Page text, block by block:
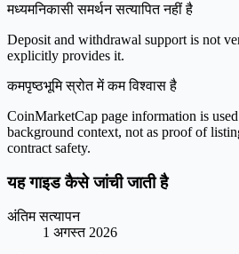
मध्यमनिकासी समर्थन सत्यापित नहीं है
Deposit and withdrawal support is not
explicitly provides it.
कमपृष्ठभूमि स्रोत में कम विश्वास है
CoinMarketCap page information is
background context, not as proof of
contract safety.
यह गाइड कैसे जांची जाती है
अंतिम सत्यापन
1 अगस्त 2026